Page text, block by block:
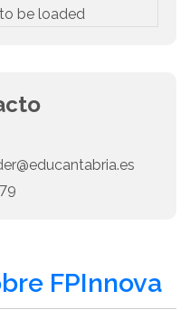
be loaded
FPInnova